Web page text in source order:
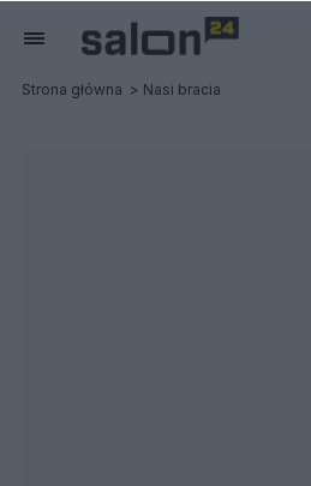
Strona główna Nasi bracia